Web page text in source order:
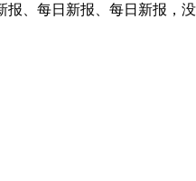
、每日新报、每日新报，